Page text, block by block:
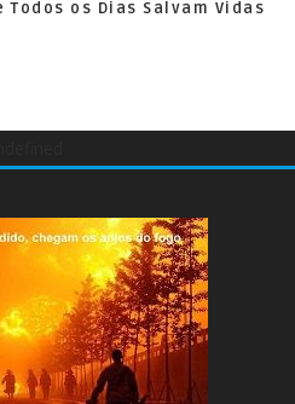
Todos os Dias Salvam Vidas